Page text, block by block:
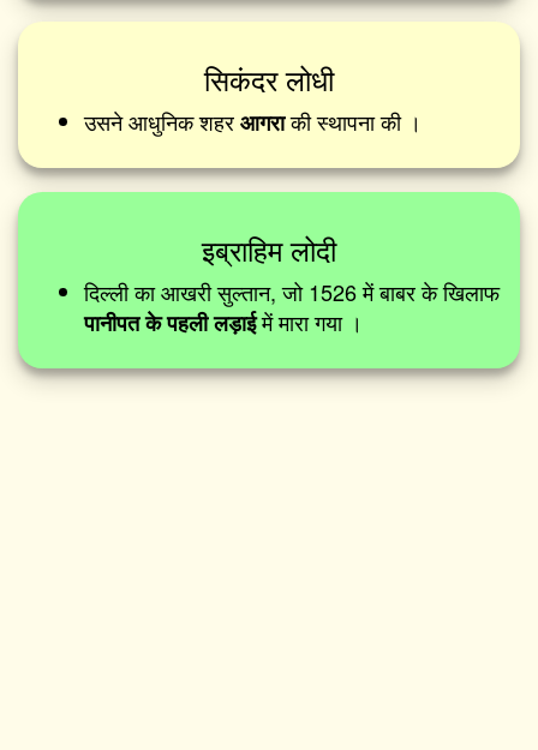
सिकंदर लोधी
उसने आधुनिक शहरआगराकी स्थापना की ।
इब्राहिम लोदी
दिल्ली का आखरी सुल्तान, जो 1526 में बाबर के खिलाफ
पानीपत के पहली लड़ाईमें मारा गया ।